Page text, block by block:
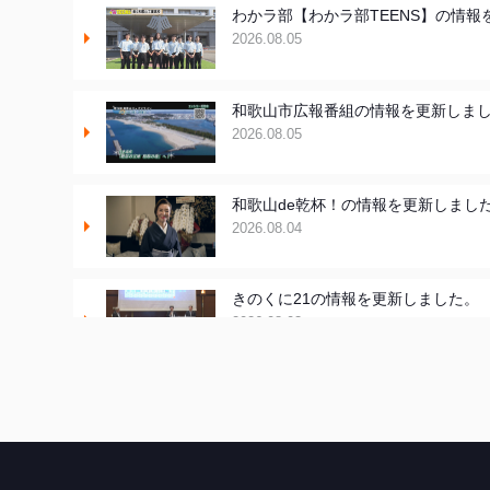
わかラ部【わかラ部TEENS】の情報
2026.08.05
和歌山市広報番組の情報を更新しまし
2026.08.05
和歌山de乾杯！の情報を更新しました
2026.08.04
きのくに21の情報を更新しました。